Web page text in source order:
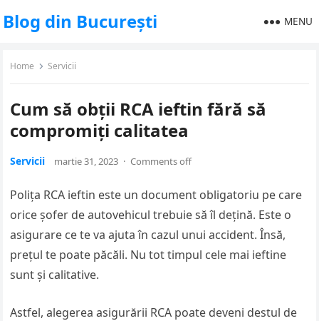
Blog din București MENU
Home Servicii
Cum să obții RCA ieftin fără să
compromiți calitatea
Servicii martie 31, 2023 · Comments off
Polița RCA ieftin este un document obligatoriu pe care
orice șofer de autovehicul trebuie să îl dețină. Este o
asigurare ce te va ajuta în cazul unui accident. Însă,
prețul te poate păcăli. Nu tot timpul cele mai ieftine
sunt și calitative.
Astfel, alegerea asigurării RCA poate deveni destul de